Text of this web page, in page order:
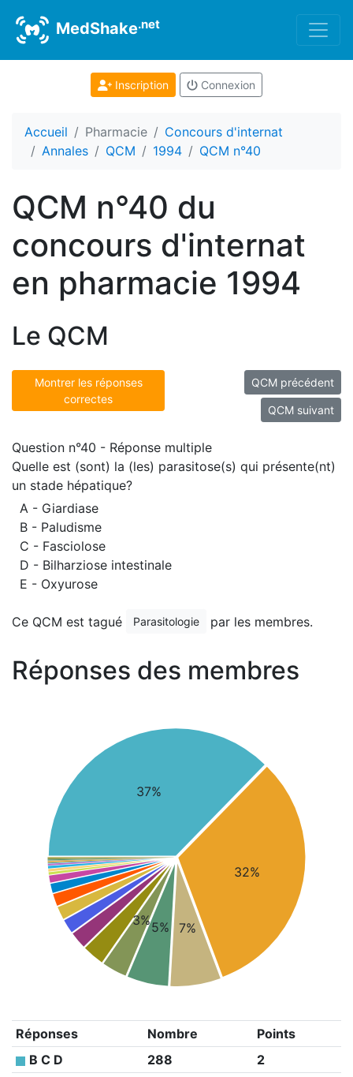
MedShake.net
Inscription Connexion
Accueil Pharmacie
Concours d'internat
Annales
QCM 1994 QCM n°40
QCM n°40 du
concours d'internat
en pharmacie 1994
Le QCM
Montrer les réponses
correctes
QCM précédent
QCM suivant
Question n°40 - Réponse multiple
Quelle est (sont) la (les) parasitose(s) qui présente(nt)
un stade hépatique?
A - Giardiase
B - Paludisme
C - Fasciolose
D - Bilharziose intestinale
E - Oxyurose
Ce QCM est tagué Parasitologie par les membres.
Réponses des membres
37%
32%
7%
5%
3%
Réponses Nombre
Points
B C D
288
2